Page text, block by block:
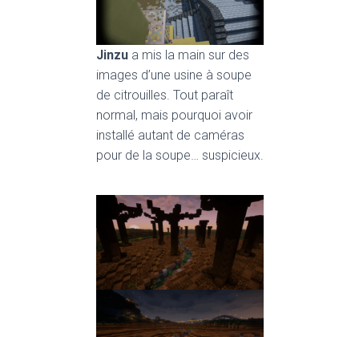
Jinzu a mis la main sur des
images d’une usine à soupe
de citrouilles. Tout paraît
normal, mais pourquoi avoir
installé autant de caméras
pour de la soupe… suspicieux.